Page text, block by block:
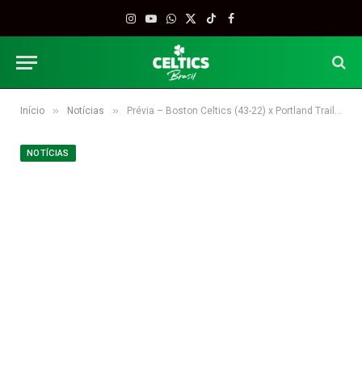
Instagram
YouTube
WhatsApp
X
TikTokFacebook
Início » Notícias » Prévia – Boston Celtics (43-22) x Portland Trail Blazers (30-37)
NOTÍCIAS